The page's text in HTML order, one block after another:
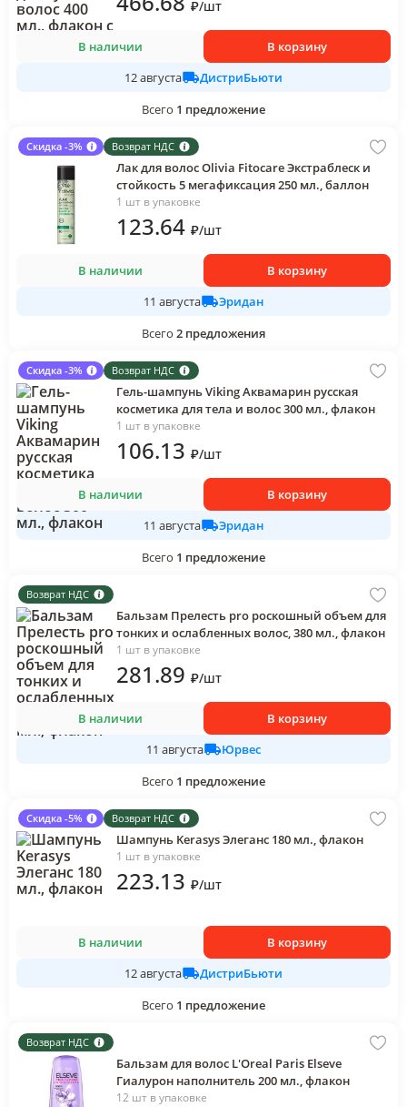
₽/шт
В наличии
В корзину
12 августа
ДистриБьюти
Всего 1 предложение
Скидка -3% Возврат НДС
Лак для волос Olivia Fitocare Экстраблеск и
стойкость 5 мегафиксация 250 мл., баллон
1 шт в упаковке
123.64 ₽/шт
В наличии
В корзину
11 августа
Эридан
Всего 2 предложения
Скидка -3% Возврат НДС
Гель-шампунь Viking Аквамарин русская
косметика для тела и волос 300 мл., флакон
1 шт в упаковке
106.13 ₽/шт
В наличии
В корзину
11 августа
Эридан
Всего 1 предложение
Возврат НДС
Бальзам Прелесть pro роскошный объем для
тонких и ослабленных волос, 380 мл., флакон
1 шт в упаковке
281.89 ₽/шт
В наличии
В корзину
11 августа
Юрвес
Всего 1 предложение
Скидка -5% Возврат НДС
Шампунь Kerasys Элеганс 180 мл., флакон
1 шт в упаковке
223.13 ₽/шт
В наличии
В корзину
12 августа
ДистриБьюти
Всего 1 предложение
Возврат НДС
Бальзам для волос L'Oreal Paris Elseve
Гиалурон наполнитель 200 мл., флакон
12 шт в упаковке